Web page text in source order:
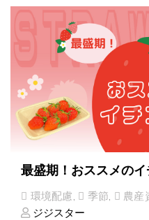
最盛期！おススメの
環境配慮, 季節, 農産
ジジスター